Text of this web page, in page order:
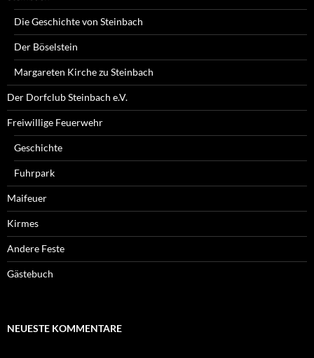
Die Geschichte von Steinbach
Der Böselstein
Margareten Kirche zu Steinbach
Der Dorfclub Steinbach e.V.
Freiwillige Feuerwehr
Geschichte
Fuhrpark
Maifeuer
Kirmes
Andere Feste
Gästebuch
NEUESTE KOMMENTARE